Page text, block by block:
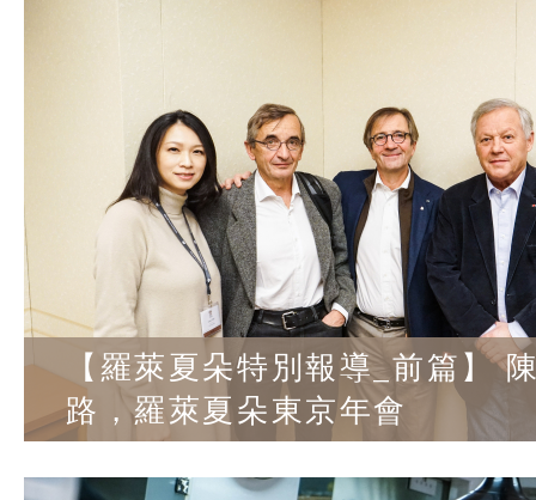
【羅萊夏朵特別報導_前篇】
路，羅萊夏朵東京年會